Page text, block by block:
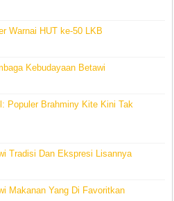
Warnai HUT ke-50 LKB
Kebudayaan Betawi
Populer Brahminy Kite Kini Tak
Tradisi Dan Ekspresi Lisannya
Makanan Yang Di Favoritkan